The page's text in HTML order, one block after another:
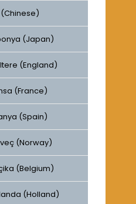
(Japan)
(England)
(France)
(Spain)
(Norway)
(Belgium)
(Holland)